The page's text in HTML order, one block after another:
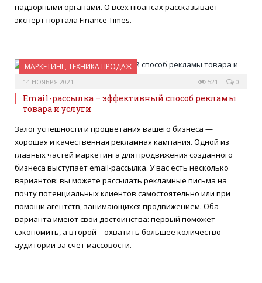
надзорными органами. О всех нюансах рассказывает
эксперт портала Finance Times.
МАРКЕТИНГ, ТЕХНИКА ПРОДАЖ
14 НОЯБРЯ 2021 0
521
Email-рассылка – эффективный способ рекламы
товара и услуги
Залог успешности и процветания вашего бизнеса —
хорошая и качественная рекламная кампания. Одной из
главных частей маркетинга для продвижения созданного
бизнеса выступает email-рассылка. У вас есть несколько
вариантов: вы можете рассылать рекламные письма на
почту потенциальных клиентов самостоятельно или при
помощи агентств, занимающихся продвижением. Оба
варианта имеют свои достоинства: первый поможет
сэкономить, а второй – охватить большее количество
аудитории за счет массовости.